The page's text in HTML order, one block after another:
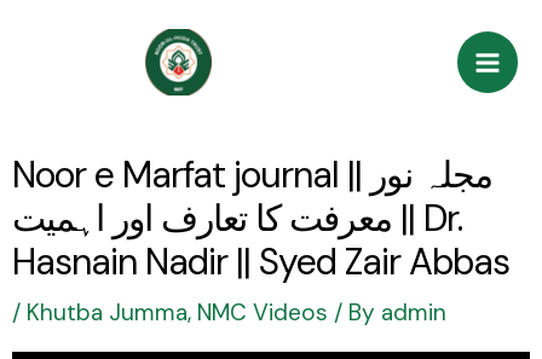
Noor e Marfat journal || مجلہ نور
معرفت کا تعارف اور اہمیت || Dr.
Hasnain Nadir || Syed Zair Abbas
/ Khutba Jumma, NMC Videos / By admin